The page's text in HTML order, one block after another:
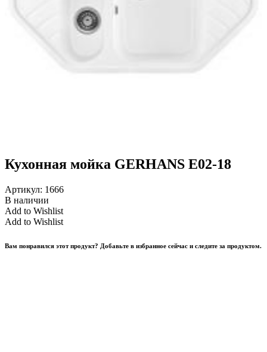
Кухонная мойка GERHANS E02-18
Артикул: 1666
В наличии
Add to Wishlist
Add to Wishlist
Вам понравился этот продукт? Добавьте в избранное сейчас и следите за продуктом.